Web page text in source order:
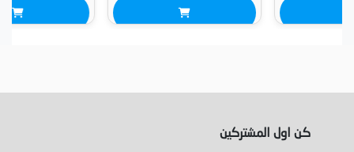
كن اول المشتركين